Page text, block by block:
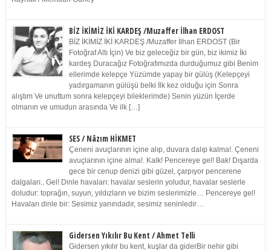
BİZ İKİMİZ İKİ KARDEŞ /Muzaffer İlhan ERDOST
BİZ İKİMİZ İKİ KARDEŞ /Muzaffer İlhan ERDOST (Bir
Fotoğraf Altı İçin) Ve biz geleceğiz bir gün, biz ikimiz İki
kardeş Duracağız Fotoğrafımızda durduğumuz gibi Benim
ellerimde kelepçe Yüzümde yapay bir gülüş (Kelepçeyi
yadırgamanın gülüşü belki İlk kez olduğu için Sonra
alıştım Ve unuttum sonra kelepçeyi bileklerimde) Senin yüzün İçerde
olmanın ve umudun arasında Ve ilk […]
SES / Nâzım HİKMET
Çeneni avuçlarının içine alıp, duvara dalıp kalma!. Çeneni
avuçlarının içine alma!. Kalk! Pencereye gel! Bak! Dışarda
gece bir cenup denizi gibi güzel, çarpıyor pencerene
dalgaları.. Gel! Dinle havaları: havalar seslerin yoludur, havalar seslerle
doludur: toprağın, suyun, yıldızların ve bizim seslerimizle… Pencereye gel!
Havaları dinle bir: Sesimiz yanındadır, sesimiz seninledir…
Gidersen Yıkılır Bu Kent / Ahmet Telli
Gidersen yıkılır bu kent, kuşlar da giderBir nehir gibi